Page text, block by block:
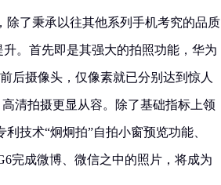
除了秉承以往其他系列手机考究的品质
。首先即是其强大的拍照功能，华为
后摄像头，仅像素就已分别达到惊人
高清拍摄更显从容。除了基础指标上领
技术“炯炯拍”自拍小窗预览功能、
完成微博、微信之中的照片，将成为